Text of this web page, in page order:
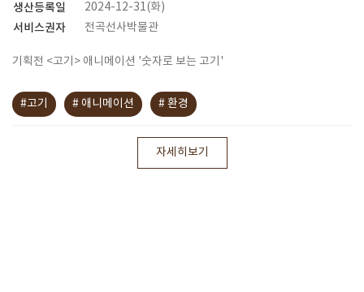
생산등록일 2024-12-31(화)
서비스권자 전곡선사박물관
기획전 <고기> 애니메이션 '숫자로 보는 고기'
#고기 # 애니메이션 # 환경
자세히보기